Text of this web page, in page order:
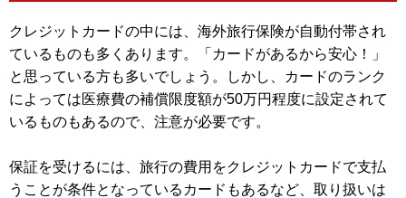
クレジットカードの中には、海外旅行保険が自動付帯され
ているものも多くあります。「カードがあるから安心！」
と思っている方も多いでしょう。しかし、カードのランク
によっては医療費の補償限度額が50万円程度に設定されて
いるものもあるので、注意が必要です。
保証を受けるには、旅行の費用をクレジットカードで支払
うことが条件となっているカードもあるなど、取り扱いは